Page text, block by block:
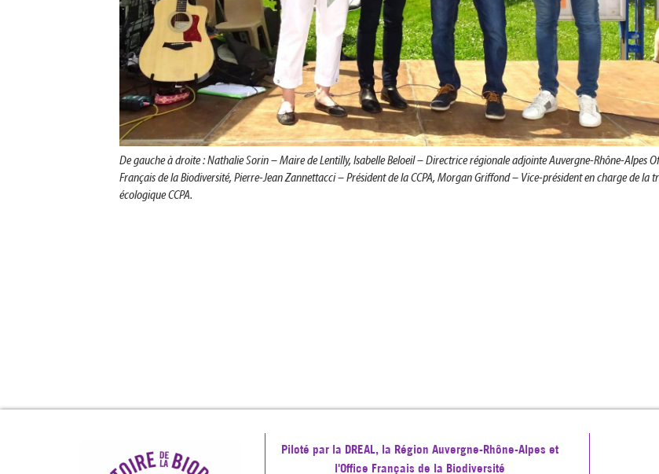
De gauche à droite : Nathalie Sorin – Maire de Lentilly, Isabelle Beloeil – Directrice régionale adjointe Auvergne-Rhône-Alpes
Français de la Biodiversité, Pierre-Jean Zannettacci – Président de la CCPA, Morgan Griffond – Vice-président en charge de la
écologique CCPA.
Piloté par la DREAL, la Région Auvergne-Rhône-Alpes et
l'Office Français de la Biodiversité